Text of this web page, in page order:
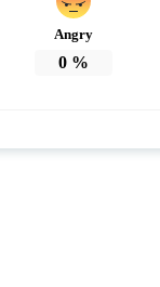
Angry
0 %